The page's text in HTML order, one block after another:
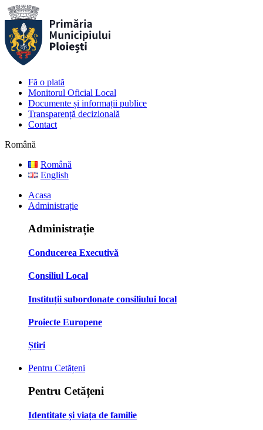
Fă o plată
Monitorul Oficial Local
Documente și informații publice
Transparență decizională
Contact
Română
Română
English
Acasa
Administrație
Administrație
Conducerea Executivă
Consiliul Local
Instituții subordonate consiliului local
Proiecte Europene
Știri
Pentru Cetățeni
Pentru Cetățeni
Identitate și viața de familie